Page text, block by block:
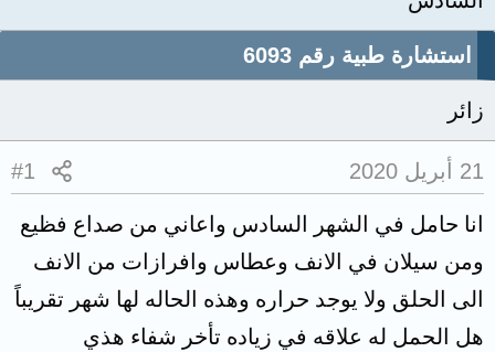
استشارة طبية رقم 6093
زائر
21 أبريل 2020 #1
انا حامل في الشهر السادس واعاني من صداع فظيع
ومن سيلان في الانف وعطاس وافرازات من الانف
الى الحلق ولا يوجد حراره وهذه الحاله لها شهر تقريباً
هل الحمل له علاقه في زياده تأخر شفاء هذي